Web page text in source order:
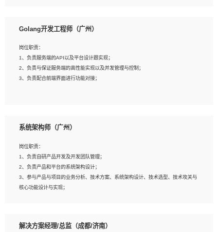
2、熟悉PostgreSQL、redis、MongoDB、ElasticSearch等开源数据库运维管理，
4、熟悉Hadoop、HBASE、Spark等大数据平台优先。
5、熟悉linux或任意一种unix操作系统，如有较强操作系统侧工作经验者优先。
6、具备丰富的项目实施经验，较强的自我学习能力。
Golang开发工程师（广州）
岗位职责：
1、负责服务端的API以及平台设计跟实现；
2、负责与保证服务端的高性能实现以及并发管理与控制；
3、负责配合前端界面进行功能对接；
2、1年以上Golang开发工作经验，能独立完成相应项目开发；
与实现，熟悉常用开源框架及设计模式；
4、熟悉Golang、连接池、消息队列等组件使用、熟悉后端开发、测试、调试流程
跟工具使用；
5、对技术有激情，喜欢钻研，能快速接受和掌握新技术，学习能力和工作责任心
强，良好的沟通表达能力和团队协作能力。
系统架构师（广州）
岗位职责：
1、负责自研产品开发及开发团队管理；
2、负责产品和平台的系统架构设计；
3、参与产品与项目的业务分析、技术方案、系统架构设计、技术选型、技术攻关与
核心功能设计与实现；
解决方案经理/总监（成都/济南）